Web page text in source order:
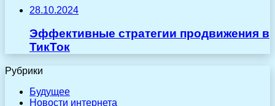
28.10.2024
Эффективные стратегии продвижения в
ТикТок
Рубрики
Будущее
Новости интернета